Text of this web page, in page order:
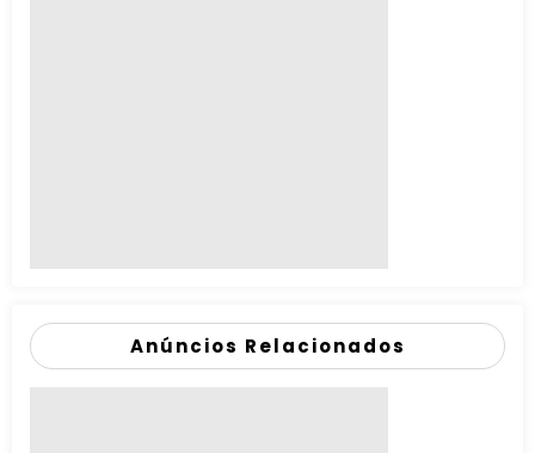
Anúncios Relacionados